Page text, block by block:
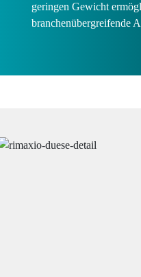
geringen Gewicht
branchenübergreifende